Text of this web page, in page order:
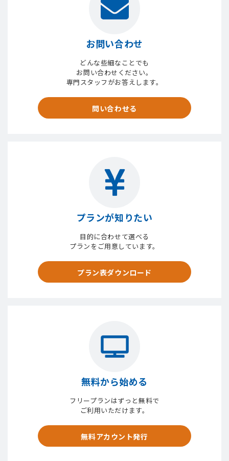
お問い合わせ
どんな些細なことでも
お問い合わせください。
専門スタッフがお答えします。
問い合わせる
プランが知りたい
目的に合わせて選べる
プランをご用意しています。
プラン表ダウンロード
無料から始める
フリープランはずっと無料で
ご利用いただけます。
無料アカウント発行